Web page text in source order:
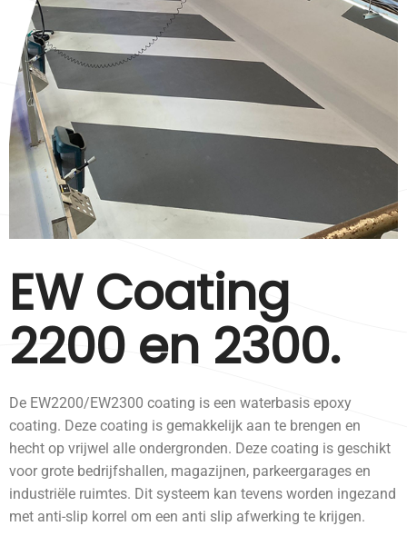
EW Coating
2200 en 2300.
De EW2200/EW2300 coating is een waterbasis epoxy
coating. Deze coating is gemakkelijk aan te brengen en
hecht op vrijwel alle ondergronden. Deze coating is geschikt
voor grote bedrijfshallen, magazijnen, parkeergarages en
industriële ruimtes. Dit systeem kan tevens worden ingezand
met anti-slip korrel om een anti slip afwerking te krijgen.